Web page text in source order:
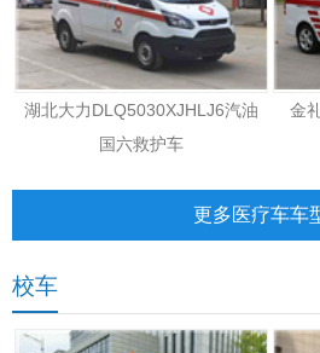
湖北大力DLQ5030XJHLJ6汽油
国六救护车
金
更多医疗车车
校车